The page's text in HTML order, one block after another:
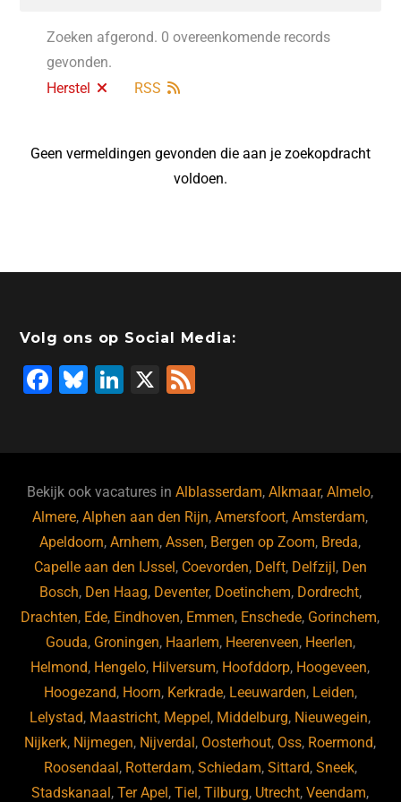
Zoeken afgerond. 0 overeenkomende records
gevonden.
Herstel
RSS
Geen vermeldingen gevonden die aan je zoekopdracht
voldoen.
Volg ons op Social Media:
F
b
o
o
k
Bl
ky
Li
dI
n
X
Bekijk ook vacatures inAlblasserdam,Alkmaar,Almelo,
Almere,Alphen aan den Rijn,Amersfoort,Amsterdam,
Apeldoorn,Arnhem,Assen, Bergen op Zoom, Breda,
Capelle aan den IJssel , Coevorden, Delft, Delfzijl , Den
Bosch, Den Haag, Deventer, Doetinchem, Dordrecht,
Drachten, Ede, Eindhoven, Emmen, Enschede, Gorinchem,
Gouda, Groningen, Haarlem, Heerenveen, Heerlen,
Helmond, Hengelo, Hilversum, Hoofddorp, Hoogeveen,
Hoogezand, Hoorn, Kerkrade, Leeuwarden, Leiden,
Lelystad, Maastricht, Meppel , Middelburg, Nieuwegein,
Nijkerk, Nijmegen, Nijverdal , Oosterhout, Oss, Roermond,
Roosendaal , Rotterdam, Schiedam, Sittard, Sneek,
Stadskanaal ,Ter Apel ,Tiel ,Tilburg, Utrecht,Veendam,